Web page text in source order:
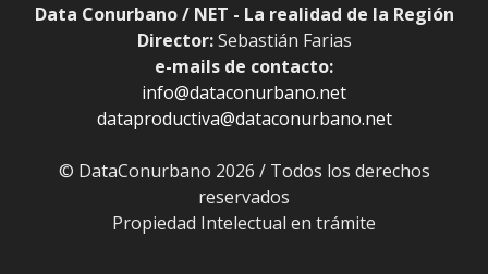
Data Conurbano / NET - La realidad de la Región
Director:Sebastián Farias
e-mails de contacto:
info@dataconurbano.net
dataproductiva@dataconurbano.net
© DataConurbano 2026 / Todos los derechos
reservados
Propiedad Intelectual en trámite